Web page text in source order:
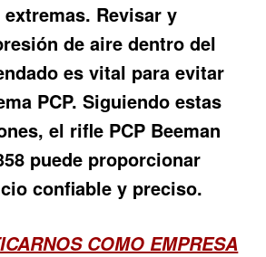
Revisar y
de aire dentro del
es vital para evitar
PCP. Siguiendo estas
el rifle PCP Beeman
puede proporcionar
confiable y preciso.
COMO EMPRESA